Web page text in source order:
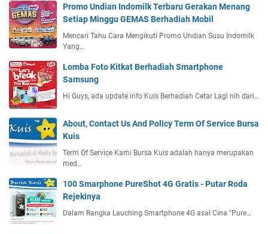
Promo Undian Indomilk Terbaru Gerakan Menang
Setiap Minggu GEMAS Berhadiah Mobil
Mencari Tahu Cara Mengikuti Promo Undian Susu Indomilk
Yang…
Lomba Foto Kitkat Berhadiah Smartphone
Samsung
Hi Guys, ada update info Kuis Berhadiah Cetar Lagi nih dari…
About, Contact Us And Policy Term Of Service Bursa
Kuis
Term Of Service Kami Bursa Kuis adalah hanya merupakan
med…
100 Smarphone PureShot 4G Gratis - Putar Roda
Rejekinya
Dalam Rangka Lauching Smartphone 4G asal Cina "Pure…